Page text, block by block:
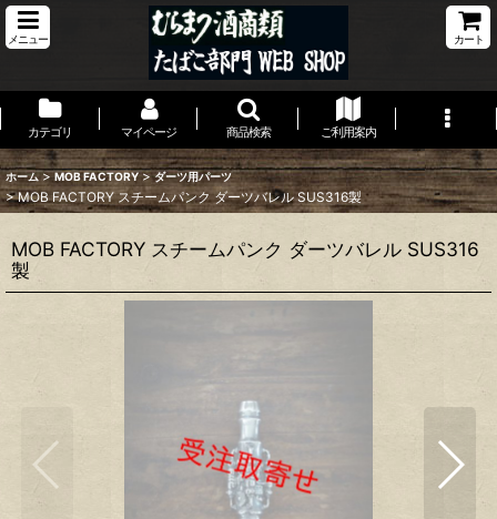
メニュー カート
カテゴリ マイページ 商品検索 ご利用案内
ホーム > MOB FACTORY > ダーツ用パーツ
> MOB FACTORY スチームパンク ダーツバレル SUS316製
MOB FACTORY スチームパンク ダーツバレル SUS316
製